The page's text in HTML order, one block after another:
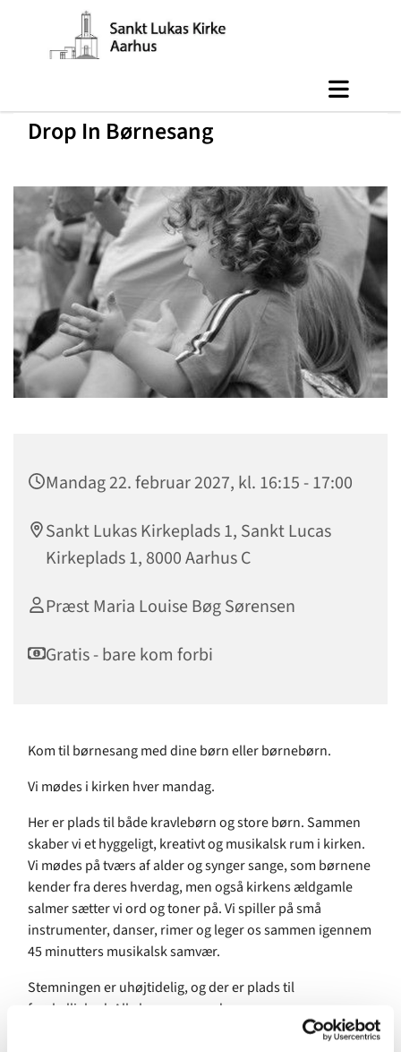
Drop In Børnesang
Mandag 22. februar 2027, kl. 16:15 - 17:00
Sankt Lukas Kirkeplads 1, Sankt Lucas
Kirkeplads 1, 8000 Aarhus C
Præst Maria Louise Bøg Sørensen
Gratis - bare kom forbi
Kom til børnesang med dine børn eller børnebørn.
Vi mødes i kirken hver mandag.
Her er plads til både kravlebørn og store børn. Sammen
skaber vi et hyggeligt, kreativt og musikalsk rum i kirken.
Vi mødes på tværs af alder og synger sange, som børnene
kender fra deres hverdag, men også kirkens ældgamle
salmer sætter vi ord og toner på. Vi spiller på små
instrumenter, danser, rimer og leger os sammen igennem
45 minutters musikalsk samvær.
Stemningen er uhøjtidelig, og der er plads til
forskellighed. Alle kan være med.